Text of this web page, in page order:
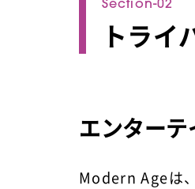
トライ
エンターテ
Modern Ageは